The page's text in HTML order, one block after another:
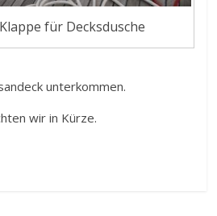
Klappe für Decksdusche
unterkommen.
wir in Kürze.